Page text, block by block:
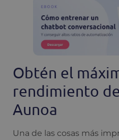
Obtén el
rendimiento
Aunoa
Una de las cosas más